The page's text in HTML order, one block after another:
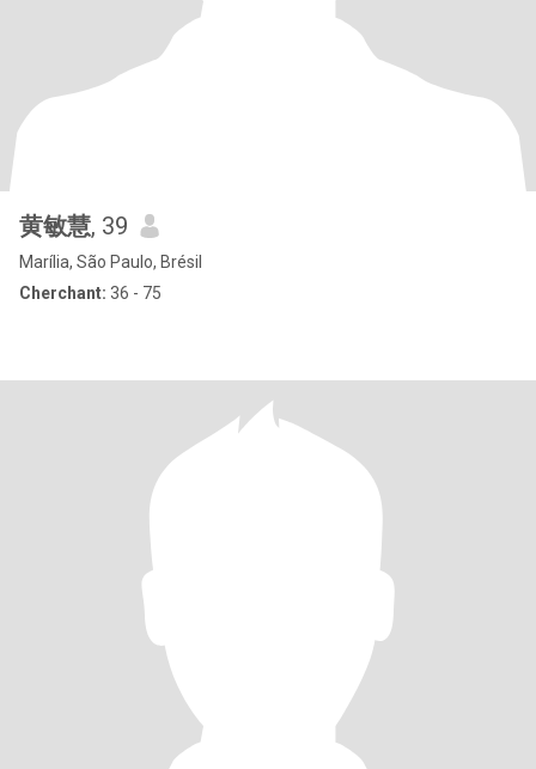
黄敏慧, 39
Marília, São Paulo, Brésil
Cherchant: 36 - 75